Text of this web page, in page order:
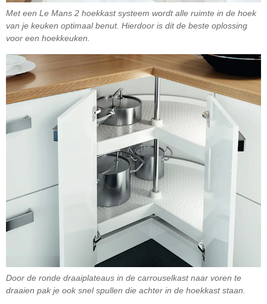
Met een Le Mans 2 hoekkast systeem wordt alle ruimte in de hoek
van je keuken optimaal benut. Hierdoor is dit de beste oplossing
voor een hoekkeuken.
Door de ronde draaiplateaus in de carrouselkast naar voren te
draaien pak je ook snel spullen die achter in de hoekkast staan.